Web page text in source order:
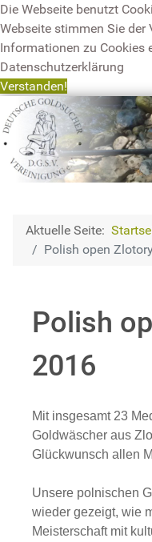
Die Webseite benutzt
Webseite stimmen Sie der
Informationen zu Cookies
Datenschutzerklärung
Verstanden!
Aktuelle Seite:
Polish open
Polish
2016
Mit insgesamt 23
Goldwäscher aus
Glückwunsch allen
Unsere polnischen
wieder gezeigt, wie
Meisterschaft mit